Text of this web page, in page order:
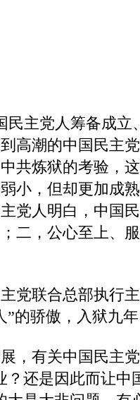
民主党人筹备成立
高潮的中国民主
共炼狱的考验，
小，但却更加成
党人明白，中国
二，公心至上、
党联合总部执
”的骄傲，入狱九
，有关中国民主
？还是因此而让中